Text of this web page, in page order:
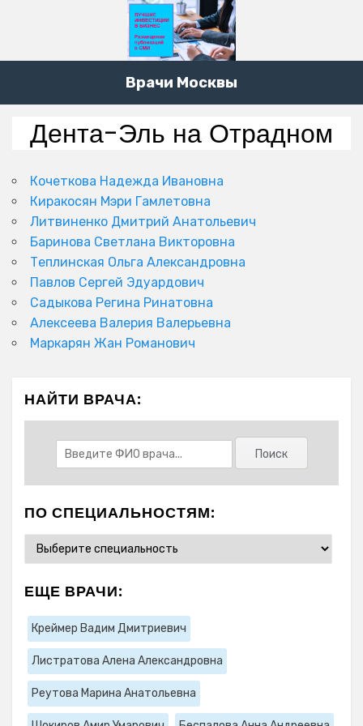
Врачи Москвы
Дента-Эль на Отрадном
Кочеткова Надежда Ивановна
Киракосян Мэри Гамлетовна
Литвиненко Дмитрий Анатольевич
Баринова Светлана Викторовна
Теплинская Ольга Александровна
Павлов Сергей Эдуардович
Садыкова Регина Ринатовна
Алексеева Валерия Валерьевна
Маркарян Жан Романович
НАЙТИ ВРАЧА:
ПО СПЕЦИАЛЬНОСТЯМ:
ЕЩЕ ВРАЧИ:
Креймер Вадим Дмитриевич
Листратова Алена Александровна
Реутова Марина Анатольевна